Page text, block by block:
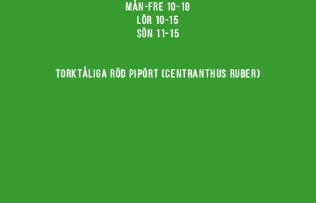
Mån-fre 10-18
Lör 10-15
Sön 11-15
Torktåliga röd pipört (Centranthus ruber)